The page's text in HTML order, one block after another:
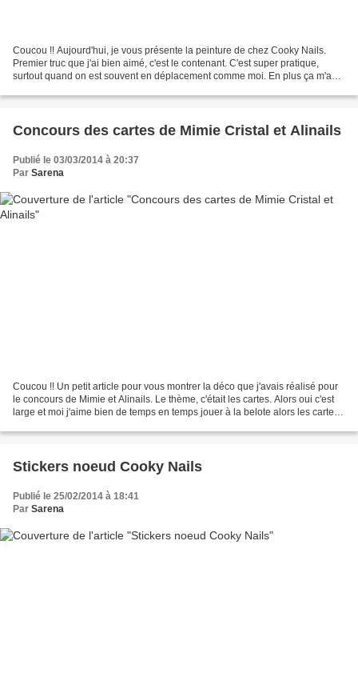
Coucou !! Aujourd'hui, je vous présente la peinture de chez Cooky Nails.
Premier truc que j'ai bien aimé, c'est le contenant. C'est super pratique,
surtout quand on est souvent en déplacement comme moi. En plus ça m'a
Concours des cartes de Mimie Cristal et Alinails
Publié le 03/03/2014 à 20:37
Par Sarena
Coucou !! Un petit article pour vous montrer la déco que j'avais réalisé pour
le concours de Mimie et Alinails. Le thème, c'était les cartes. Alors oui c'est
large et moi j'aime bien de temps en temps jouer à la belote alors les cartes
Stickers noeud Cooky Nails
Publié le 25/02/2014 à 18:41
Par Sarena